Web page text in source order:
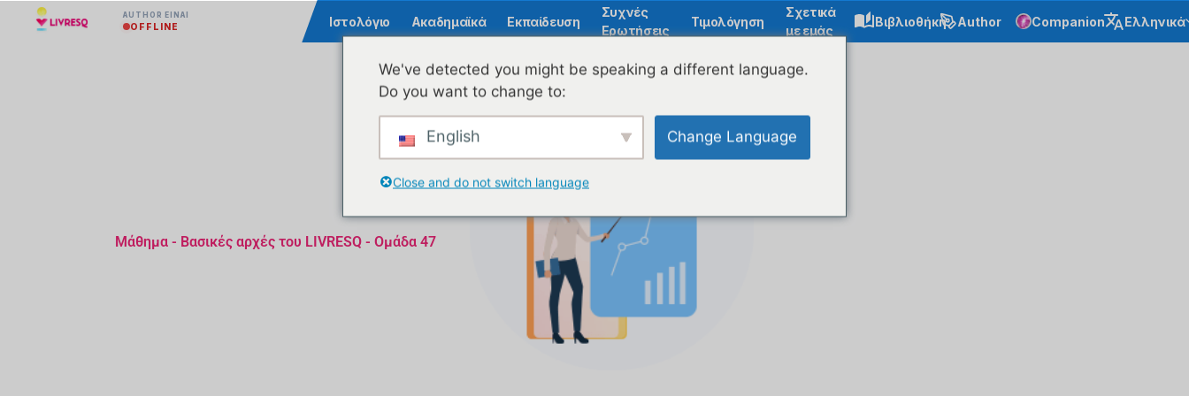
AUTHOR ΕΊΝΑΙ
OFFLINE Κοινότητα Ιστολόγιο Ακαδημαϊκά Εκπαίδευση
Συχνές
Ερωτήσεις
Τιμολόγηση
Σχετικά
με εμάς
Βιβλιοθήκη Author Companion Ελληνικά
Μάθημα - Βασικές αρχές του LIVRESQ - Ομάδα 47
We've detected you might be speaking a different language.
Do you want to change to:
English Change Language
Close and do not switch language